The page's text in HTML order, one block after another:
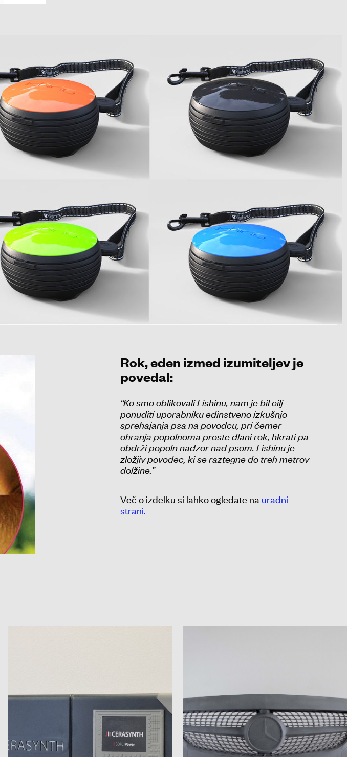
Rok, eden izmed izumiteljev je
povedal:
“Ko smo oblikovali Lishinu, nam je bil cilj
ponuditi uporabniku edinstveno izkušnjo
sprehajanja psa na povodcu, pri čemer
ohranja popolnoma proste dlani rok, hkrati pa
obdrži popoln nadzor nad psom. Lishinu je
zložjiv povodec, ki se raztegne do treh metrov
dolžine.”
Več o izdelku si lahko ogledate na uradni
strani.